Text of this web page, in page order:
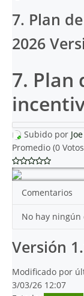
7. Plan
2026
7. Plan
Subido por
Promedio (0
Comentarios
No hay
Versión
Modificado por
3/03/26 12:07